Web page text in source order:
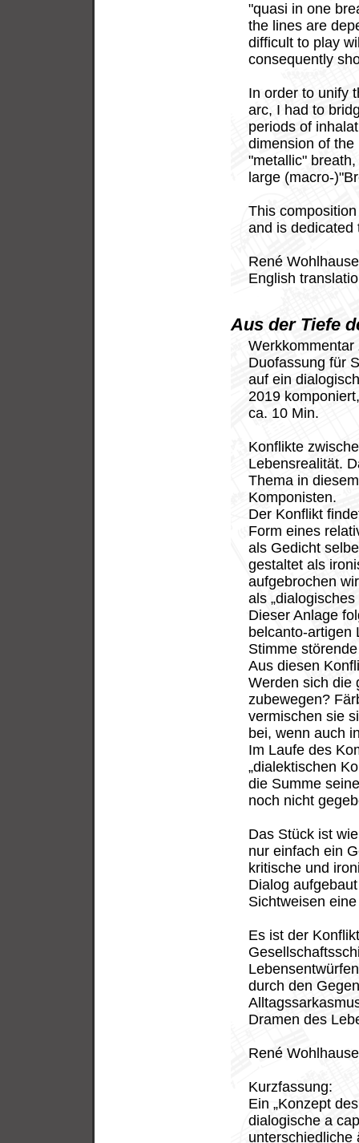
"quasi in one
the lines are
difficult to play
consequently
In order to unify
arc, I had to
periods of
dimension of
"metallic"
large (macro-
This
and is dedicated
René
English
Aus der Tiefe
Duofassung für
auf ein
2019
ca. 10 Min.
Konflikte
Lebensrealität.
Thema in
Komponisten.
Der Konflikt
Form eines
als Gedicht
gestaltet als
aufgebrochen
als
Dieser Anlage
belcanto-artigen
Stimme
Aus diesen
Werden sich die
zubewegen?
vermischen sie
bei, wenn auch
Im Laufe des
„dialektischen
die Summe
noch nicht
Das Stück ist
nur einfach ein
kritische und
Dialog
Sichtweisen
Es ist der
durch den
Dramen des
René
Kurzfassung:
Ein „Konzept
dialogische a
unterschiedliche